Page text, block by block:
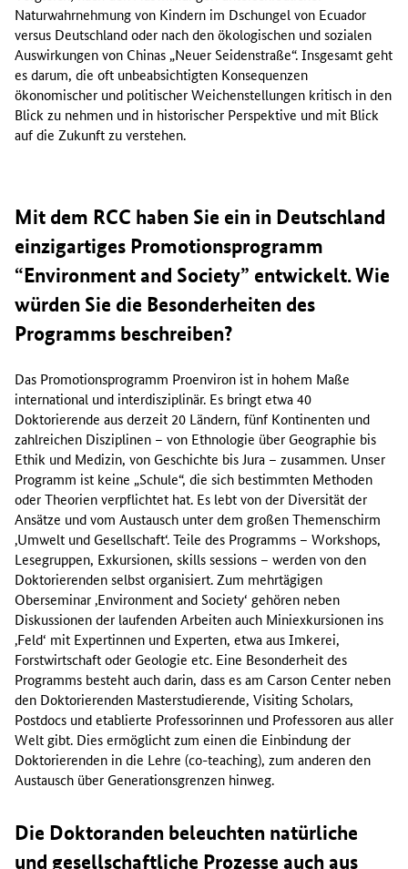
Naturwahrnehmung von Kindern im Dschungel von Ecuador
versus Deutschland oder nach den ökologischen und sozialen
Auswirkungen von Chinas „Neuer Seidenstraße“. Insgesamt geht
es darum, die oft unbeabsichtigten Konsequenzen
ökonomischer und politischer Weichenstellungen kritisch in den
Blick zu nehmen und in historischer Perspektive und mit Blick
auf die Zukunft zu verstehen.
Mit dem RCC haben Sie ein in Deutschland
einzigartiges Promotionsprogramm
“Environment and Society” entwickelt. Wie
würden Sie die Besonderheiten des
Programms beschreiben?
Das Promotionsprogramm Proenviron ist in hohem Maße
international und interdisziplinär. Es bringt etwa 40
Doktorierende aus derzeit 20 Ländern, fünf Kontinenten und
zahlreichen Disziplinen – von Ethnologie über Geographie bis
Ethik und Medizin, von Geschichte bis Jura – zusammen. Unser
Programm ist keine „Schule“, die sich bestimmten Methoden
oder Theorien verpflichtet hat. Es lebt von der Diversität der
Ansätze und vom Austausch unter dem großen Themenschirm
‚Umwelt und Gesellschaft‘. Teile des Programms – Workshops,
Lesegruppen, Exkursionen, skills sessions – werden von den
Doktorierenden selbst organisiert. Zum mehrtägigen
Oberseminar ‚Environment and Society‘ gehören neben
Diskussionen der laufenden Arbeiten auch Miniexkursionen ins
‚Feld‘ mit Expertinnen und Experten, etwa aus Imkerei,
Forstwirtschaft oder Geologie etc. Eine Besonderheit des
Programms besteht auch darin, dass es am Carson Center neben
den Doktorierenden Masterstudierende, Visiting Scholars,
Postdocs und etablierte Professorinnen und Professoren aus aller
Welt gibt. Dies ermöglicht zum einen die Einbindung der
Doktorierenden in die Lehre (co-teaching), zum anderen den
Austausch über Generationsgrenzen hinweg.
Die Doktoranden beleuchten natürliche
und gesellschaftliche Prozesse auch aus